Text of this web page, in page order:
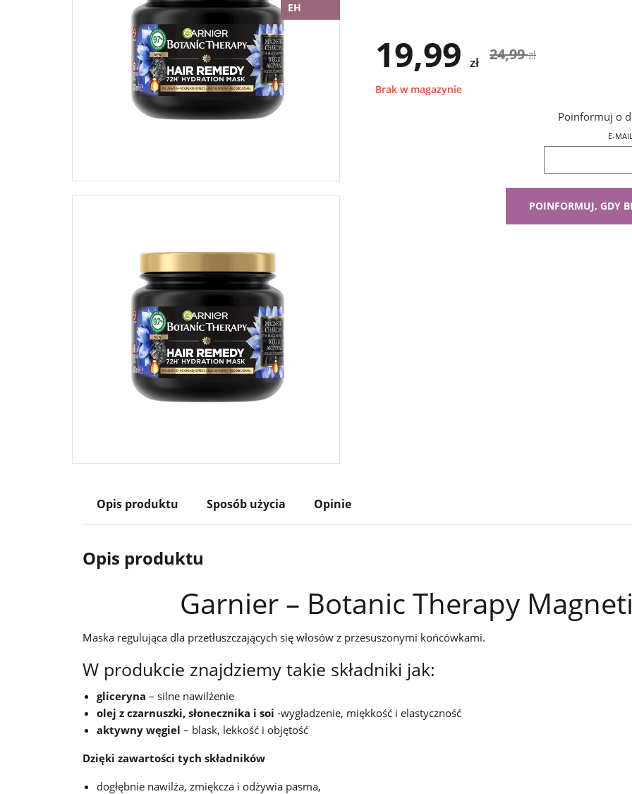
EH
19,99 zł 24,99zł
Brak w magazynie
Poinformuj o
E-
Opis produktu Sposób użycia Opinie
Opis produktu
Garnier – Botanic Therapy
Maska regulująca dla przetłuszczających się włosów z przesuszonymi końcówkami.
W produkcie znajdziemy takie składniki jak:
gliceryna – silne nawilżenie
olej z czarnuszki, słonecznika i soi -wygładzenie, miękkość i elastyczność
aktywny węgiel – blask, lekkość i objętość
Dzięki zawartości tych składników
dogłębnie nawilża, zmiękcza i odżywia pasma,